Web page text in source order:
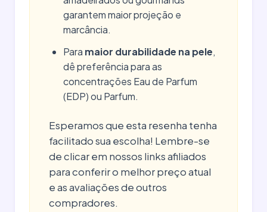
garantem maior projeção e
marcância.
Para maior durabilidade na pele,
dê preferência para as
concentrações Eau de Parfum
(EDP) ou Parfum.
Esperamos que esta resenha tenha
facilitado sua escolha! Lembre-se
de clicar em nossos links afiliados
para conferir o melhor preço atual
e as avaliações de outros
compradores.